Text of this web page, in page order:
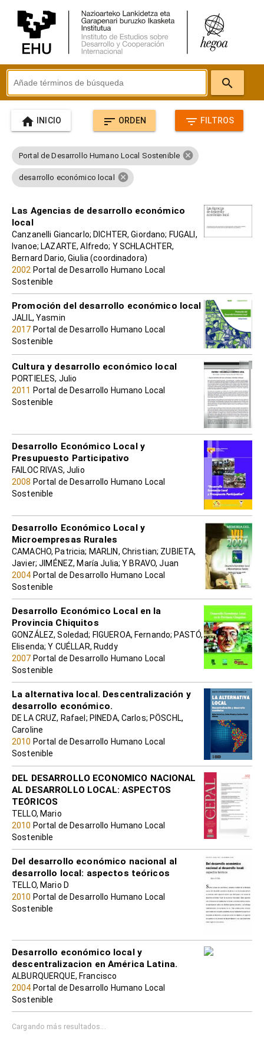
search
home INICIO sort ORDEN filter_list FILTROS
Portal de Desarrollo Humano Local Sostenible cancel
desarrollo económico local cancel
Las Agencias de desarrollo económico
local
Canzanelli Giancarlo; DICHTER, Giordano; FUGALI,
Ivanoe; LAZARTE, Alfredo; Y SCHLACHTER,
Bernard Dario, Giulia (coordinadora)
2002 Portal de Desarrollo Humano Local
Sostenible
Promoción del desarrollo económico local
JALIL, Yasmin
2017 Portal de Desarrollo Humano Local
Sostenible
Cultura y desarrollo económico local
PORTIELES, Julio
2011 Portal de Desarrollo Humano Local
Sostenible
Desarrollo Económico Local y
Presupuesto Participativo
FAILOC RIVAS, Julio
2008 Portal de Desarrollo Humano Local
Sostenible
Desarrollo Económico Local y
Microempresas Rurales
CAMACHO, Patricia; MARLIN, Christian; ZUBIETA,
Javier; JIMÉNEZ, María Julia; Y BRAVO, Juan
2004 Portal de Desarrollo Humano Local
Sostenible
Desarrollo Económico Local en la
Provincia Chiquitos
GONZÁLEZ, Soledad; FIGUEROA, Fernando; PASTÓ,
Elisenda; Y CUÉLLAR, Ruddy
2007 Portal de Desarrollo Humano Local
Sostenible
La alternativa local. Descentralización y
desarrollo económico.
DE LA CRUZ, Rafael; PINEDA, Carlos; PÖSCHL,
Caroline
2010 Portal de Desarrollo Humano Local
Sostenible
DEL DESARROLLO ECONOMICO NACIONAL
AL DESARROLLO LOCAL: ASPECTOS
TEÓRICOS
TELLO, Mario
2010 Portal de Desarrollo Humano Local
Sostenible
Del desarrollo económico nacional al
desarrollo local: aspectos teóricos
TELLO, Mario D
2010 Portal de Desarrollo Humano Local
Sostenible
Desarrollo económico local y
descentralizacion en América Latina.
ALBURQUERQUE, Francisco
2004 Portal de Desarrollo Humano Local
Sostenible
Cargando más resultados...